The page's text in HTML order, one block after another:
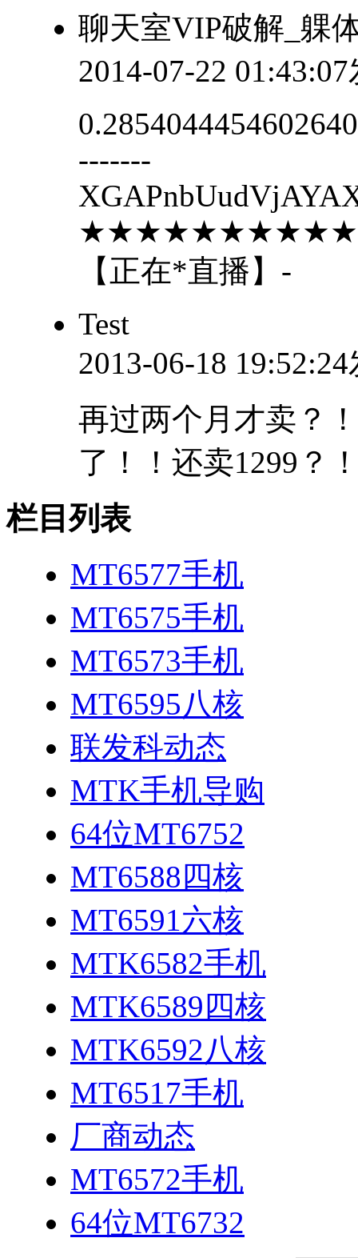
聊天室VIP破解_躶
2014-07-22
-------
【正在*直播】-
Test
2013-06-18
再过两个月才卖？
了！！还卖1299？
栏目列表
MT6577手机
MT6575手机
MT6573手机
MT6595八核
联发科动态
MTK手机导购
64位MT6752
MT6588四核
MT6591六核
MTK6582手机
MTK6589四核
MTK6592八核
MT6517手机
厂商动态
MT6572手机
64位MT6732